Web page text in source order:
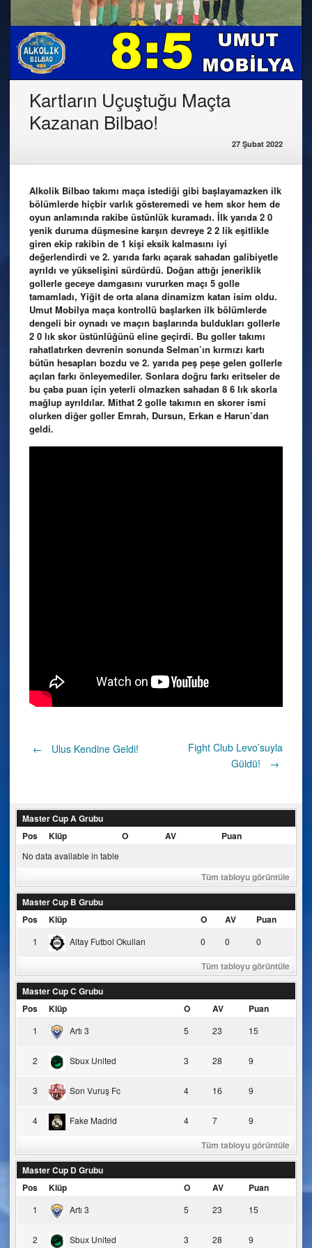
Kartların Uçuştuğu Maçta
Kazanan Bilbao!
27 Şubat 2022
Alkolik Bilbao takımı maça istediği gibi başlayamazken ilk
bölümlerde hiçbir varlık gösteremedi ve hem skor hem de
oyun anlamında rakibe üstünlük kuramadı. İlk yarıda 2 0
yenik duruma düşmesine karşın devreye 2 2 lik eşitlikle
giren ekip rakibin de 1 kişi eksik kalmasını iyi
değerlendirdi ve 2. yarıda farkı açarak sahadan galibiyetle
ayrıldı ve yükselişini sürdürdü. Doğan attığı jeneriklik
gollerle geceye damgasını vururken maçı 5 golle
tamamladı, Yiğit de orta alana dinamizm katan isim oldu.
Umut Mobilya maça kontrollü başlarken ilk bölümlerde
dengeli bir oynadı ve maçın başlarında buldukları gollerle
2 0 lık skor üstünlüğünü eline geçirdi. Bu goller takımı
rahatlatırken devrenin sonunda Selman’ın kırmızı kartı
bütün hesapları bozdu ve 2. yarıda peş peşe gelen gollerle
açılan farkı önleyemediler. Sonlara doğru farkı eritseler de
bu çaba puan için yeterli olmazken sahadan 8 6 lık skorla
mağlup ayrıldılar. Mithat 2 golle takımın en skorer ismi
olurken diğer goller Emrah, Dursun, Erkan e Harun’dan
geldi.
Post
← Ulus Kendine Geldi!
Fight Club Levo’suyla
Güldü!
→
Master Cup A Grubu
Pos
Klüp O AV Puan
No data available in table
Tüm tabloyu görüntüle
Master Cup B Grubu
Pos
Klüp O AV Puan
1 Altay Futbol Okulları 0 0 0
Tüm tabloyu görüntüle
Master Cup C Grubu
Pos
Klüp O AV Puan
1 Artı 3 5 23 15
2 Sbux United 3 28 9
3 Son Vuruş Fc 4 16 9
4 Fake Madrid 4 7 9
Tüm tabloyu görüntüle
Master Cup D Grubu
Pos
Klüp O AV Puan
1 Artı 3 5 23 15
2 Sbux United 3 28 9